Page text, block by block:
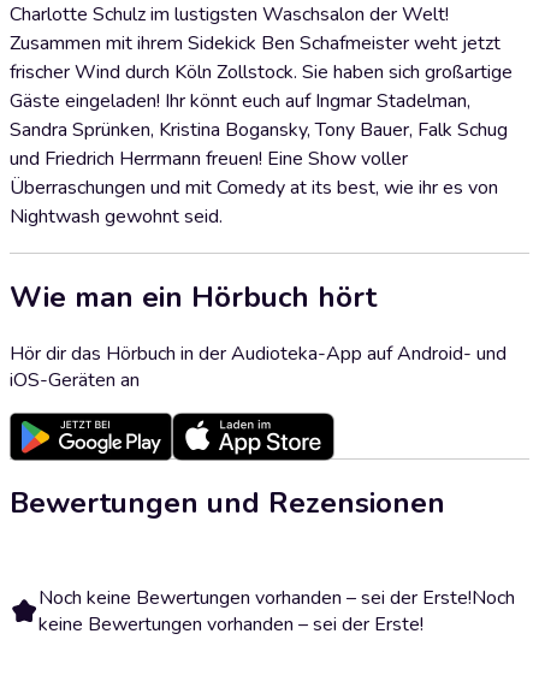
Charlotte Schulz im lustigsten Waschsalon der Welt!
Zusammen mit ihrem Sidekick Ben Schafmeister weht jetzt
frischer Wind durch Köln Zollstock. Sie haben sich großartige
Gäste eingeladen! Ihr könnt euch auf Ingmar Stadelman,
Sandra Sprünken, Kristina Bogansky, Tony Bauer, Falk Schug
und Friedrich Herrmann freuen! Eine Show voller
Überraschungen und mit Comedy at its best, wie ihr es von
Nightwash gewohnt seid.
Wie man ein Hörbuch hört
Hör dir das Hörbuch in der Audioteka-App auf Android- und
iOS-Geräten an
Bewertungen und Rezensionen
Noch keine Bewertungen vorhanden – sei der Erste!Noch
keine Bewertungen vorhanden – sei der Erste!